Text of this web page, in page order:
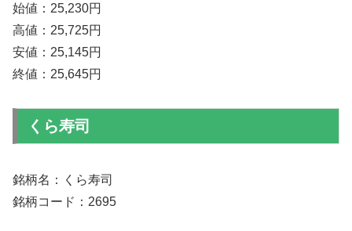
始値：25,230円
高値：25,725円
安値：25,145円
終値：25,645円
くら寿司
銘柄名：くら寿司
銘柄コード：2695